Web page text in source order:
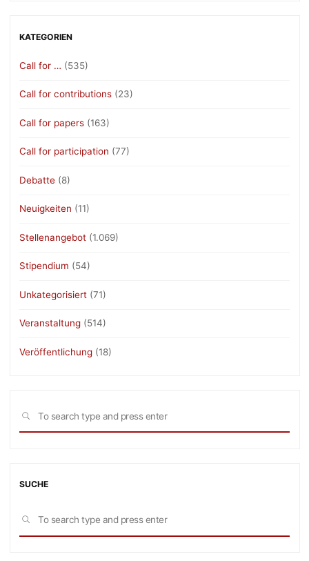
KATEGORIEN
Call for … (535)
Call for contributions (23)
Call for papers (163)
Call for participation (77)
Debatte (8)
Neuigkeiten (11)
Stellenangebot (1.069)
Stipendium (54)
Unkategorisiert (71)
Veranstaltung (514)
Veröffentlichung (18)
SEARCH
SUCHE
SEARCH